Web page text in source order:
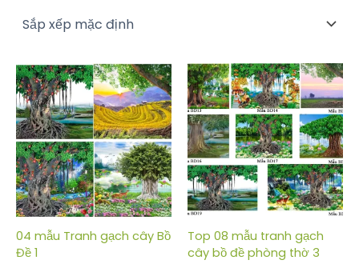
04 mẫu Tranh gạch cây Bồ
Đề 1
Top 08 mẫu tranh gạch
cây bồ đề phòng thờ 3